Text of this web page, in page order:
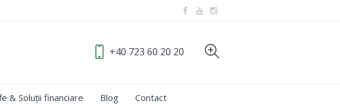
+40 723 60 20 20
& Soluții financiare Blog Contact